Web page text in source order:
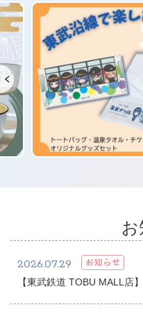
お
2026.07.29
【東武鉄道 TOBU MALL店